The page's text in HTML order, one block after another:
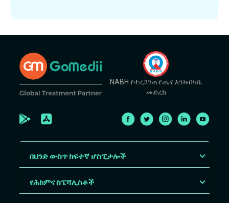
NABH የተረጋገጠ የጤና እንክብካቤ
መድረክ
በህንድ ውስጥ ከፍተኛ ሆስፒታሎች
የሕክምና ስፔሻሊስቶች